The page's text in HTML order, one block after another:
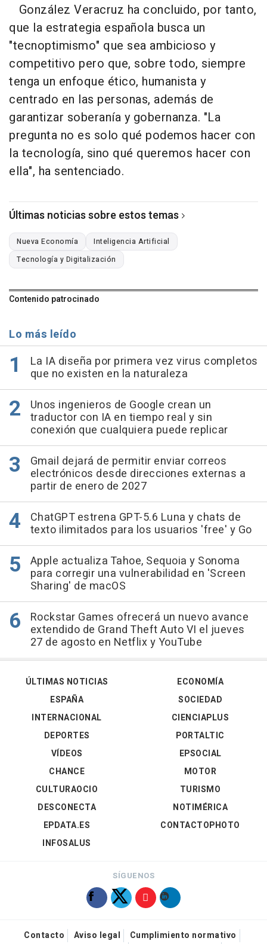
González Veracruz ha concluido, por tanto,
que la estrategia española busca un
"tecnoptimismo" que sea ambicioso y
competitivo pero que, sobre todo, siempre
tenga un enfoque ético, humanista y
centrado en las personas, además de
garantizar soberanía y gobernanza. "La
pregunta no es solo qué podemos hacer con
la tecnología, sino qué queremos hacer con
ella", ha sentenciado.
Últimas noticias sobre estos temas
Nueva Economía
Inteligencia Artificial
Tecnología y Digitalización
Contenido patrocinado
Lo más leído
La IA diseña por primera vez virus completos
que no existen en la naturaleza
Unos ingenieros de Google crean un
traductor con IA en tiempo real y sin
conexión que cualquiera puede replicar
Gmail dejará de permitir enviar correos
electrónicos desde direcciones externas a
partir de enero de 2027
ChatGPT estrena GPT-5.6 Luna y chats de
texto ilimitados para los usuarios 'free' y Go
Apple actualiza Tahoe, Sequoia y Sonoma
para corregir una vulnerabilidad en 'Screen
Sharing' de macOS
Rockstar Games ofrecerá un nuevo avance
extendido de Grand Theft Auto VI el jueves
27 de agosto en Netflix y YouTube
ÚLTIMAS NOTICIAS
ESPAÑA
INTERNACIONAL
DEPORTES
VÍDEOS
ECONOMÍA
SOCIEDAD
CIENCIAPLUS
PORTALTIC
EPSOCIAL
CHANCE
CULTURAOCIO
DESCONECTA
EPDATA.ES
INFOSALUS
MOTOR
TURISMO
NOTIMÉRICA
CONTACTOPHOTO
SÍGUENOS
Contacto Aviso legal
Cumplimiento normativo